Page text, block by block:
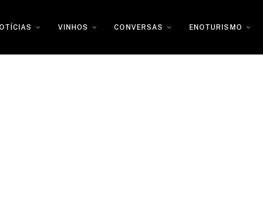
VINHOS CONVERSAS ENOTURISMO